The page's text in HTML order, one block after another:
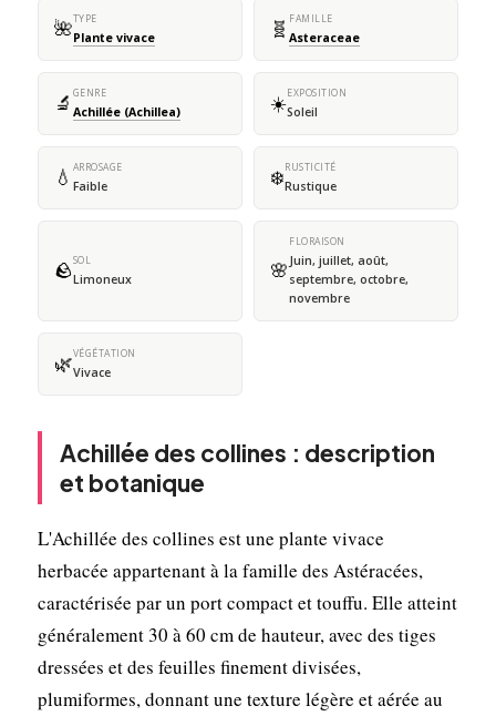
🌺TYPE
Plante vivace 🧬 FAMILLE
Asteraceae
🔬 GENRE
Achillée (Achillea) ☀️EXPOSITION
Soleil
💧 ARROSAGE
Faible ❄️RUSTICITÉ
Rustique
🪨SOL
Limoneux 🌸
FLORAISON
Juin, juillet, août,
septembre, octobre,
novembre
🌿VÉGÉTATION
Vivace
Achillée des collines : description
et botanique
L'Achillée des collines est une plante vivace
herbacée appartenant à la famille des Astéracées,
caractérisée par un port compact et touffu. Elle atteint
généralement 30 à 60 cm de hauteur, avec des tiges
dressées et des feuilles finement divisées,
plumiformes, donnant une texture légère et aérée au